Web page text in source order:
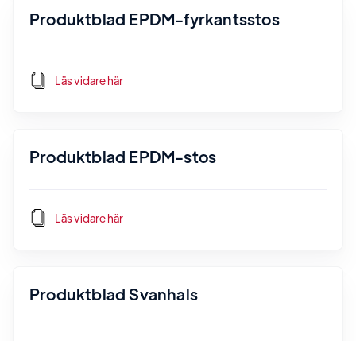
Produktblad EPDM-fyrkantsstos
Läs vidare här
Produktblad EPDM-stos
Läs vidare här
Produktblad Svanhals